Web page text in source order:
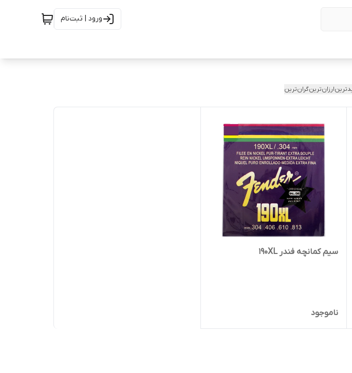
ورود | ثبت‌نام
ارزان‌ترینگران‌ترین
سیم کمانچه فندر 190XL
ناموجود